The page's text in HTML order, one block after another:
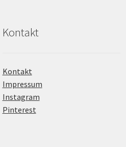
Kontakt
Kontakt
Impressum
Instagram
Pinterest